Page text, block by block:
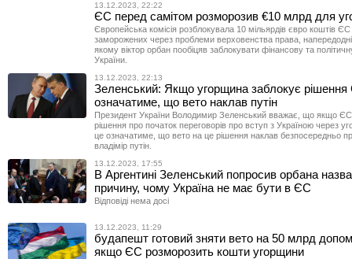
13.12.2023, 22:22
ЄС перед самітом розморозив €10 млрд для
Європейська комісія розблокувала 10 мільярдів євро коштів
заморожених через проблеми верховенства права,
якому віктор орбан пообіцяв заблокувати фінансову та
України.
13.12.2023, 22:13
Зеленський: Якщо угорщина заблокує
означатиме, що вето наклав путін
Президент України Володимир Зеленський вважає, що якщо ЄС
рішення про початок переговорів про вступ з Україною через
це означатиме, що вето на це рішення наклав безпосередньо
владімір путін.
13.12.2023, 17:55
В Аргентині Зеленський попросив орбана
причину, чому Україна не має бути в ЄС
Відповіді нема досі
13.12.2023, 11:29
будапешт готовий зняти вето на 50 млрд
якщо ЄС розморозить кошти угорщини